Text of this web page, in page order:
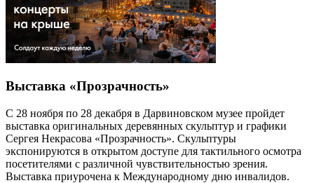
Выставка «Прозрачность»
С 28 ноября по 28 декабря в Дарвиновском музее пройдет
выставка оригинальных деревянных скульптур и графики
Сергея Некрасова «Прозрачность». Скульптуры
экспонируются в открытом доступе для тактильного осмотра
посетителями с различной чувствительностью зрения.
Выставка приурочена к Международному дню инвалидов.